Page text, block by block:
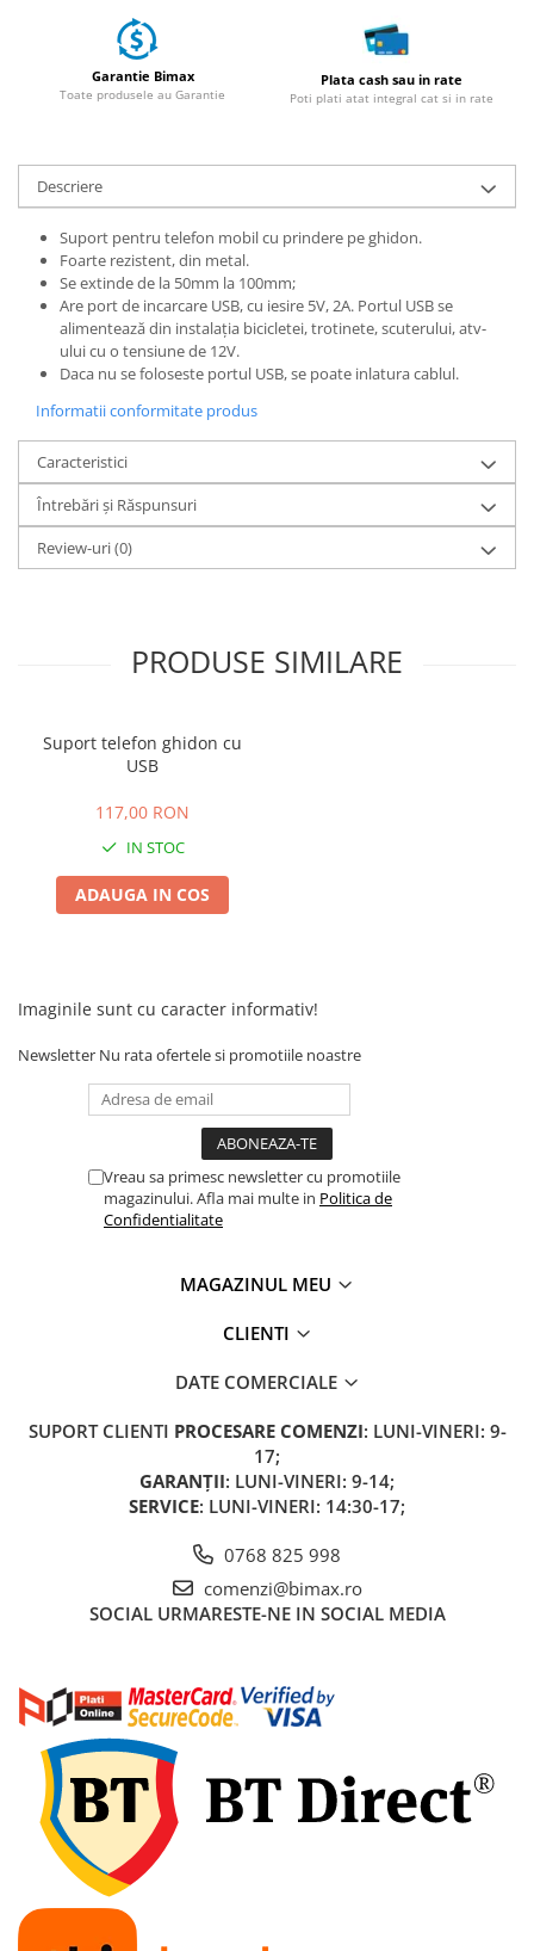
Masina Electrica 25 km/h
Masina Electrica 2 Locuri fara
Permis
Cu 2 Roti
Cu 3 Roti fara Permis
Cu 4 Roti
Cu Pedale
Fara Permis
25 km/h
45 km/h
50 km/h
Chopper
Harley
⬇ MARCI
➔ Geeli
Acceleratii
Baterii 48V
Baterii 60V
Camere
Cauciucuri
Biciclete Electrice
Acumulatori 24V
Acumulatori 48V
Controllere
Incarcatoare 36V
Incarcatoare 48V
ACCESORII
Lumini
Kit Conversie
Piese Trotinete Electrice
PIESE UNIVERSALE
Baterie Trotineta Electrica
Garantie Bimax
Toate produsele au Garantie
Plata cash sau in rate
Poti plati atat integral cat si in rate
Descriere
Suport pentru telefon mobil cu prindere pe ghidon.
Foarte rezistent, din metal.
Se extinde de la 50mm la 100mm;
Are port de incarcare USB, cu iesire 5V, 2A. Portul USB se
alimentează din instalația bicicletei, trotinete, scuterului, atv-
ului cu o tensiune de 12V.
Daca nu se foloseste portul USB, se poate inlatura cablul.
Informatii conformitate produs
Caracteristici
Întrebări și Răspunsuri
Review-uri(0)
PRODUSE SIMILARE
Suport telefon ghidon cu
USB
117,00 RON
IN STOC
ADAUGA IN COS
Imaginile sunt cu caracter informativ!
Newsletter Nu rata ofertele si promotiile noastre
Vreau sa primesc newsletter cu promotiile
magazinului. Afla mai multe in Politica de
Confidentialitate
MAGAZINUL MEU
CLIENTI
DATE COMERCIALE
SUPORT CLIENTI PROCESARE COMENZI: LUNI-VINERI: 9-
17;
GARANȚII: LUNI-VINERI: 9-14;
SERVICE: LUNI-VINERI: 14:30-17;
0768 825 998
comenzi@bimax.ro
SOCIAL URMARESTE-NE IN SOCIAL MEDIA